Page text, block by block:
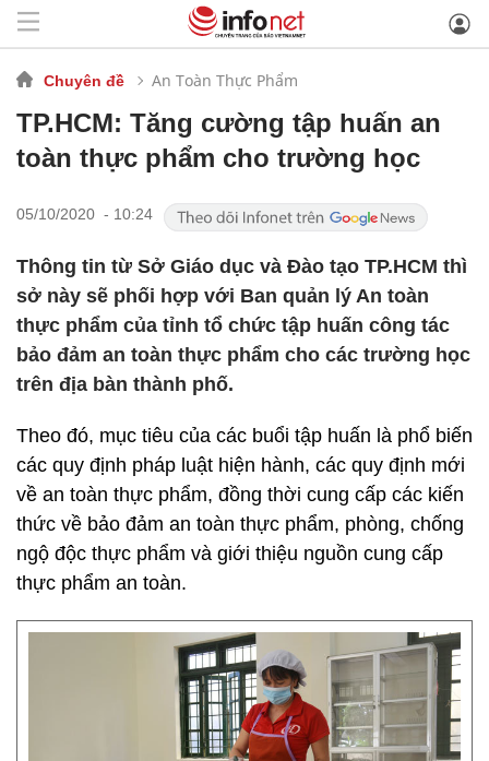
Chuyên đề An Toàn Thực Phẩm
TP.HCM: Tăng cường tập huấn an
toàn thực phẩm cho trường học
05/10/2020 - 10:24
Thông tin từ Sở Giáo dục và Đào tạo TP.HCM thì
sở này sẽ phối hợp với Ban quản lý An toàn
thực phẩm của tỉnh tổ chức tập huấn công tác
bảo đảm an toàn thực phẩm cho các trường học
trên địa bàn thành phố.
Theo đó, mục tiêu của các buổi tập huấn là phổ biến
các quy định pháp luật hiện hành, các quy định mới
về an toàn thực phẩm, đồng thời cung cấp các kiến
thức về bảo đảm an toàn thực phẩm, phòng, chống
ngộ độc thực phẩm và giới thiệu nguồn cung cấp
thực phẩm an toàn.